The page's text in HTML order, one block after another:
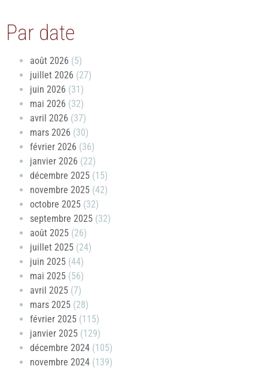
Par date
août 2026 (5)
juillet 2026 (27)
juin 2026 (31)
mai 2026 (32)
avril 2026 (37)
mars 2026 (30)
février 2026 (36)
janvier 2026 (22)
décembre 2025 (15)
novembre 2025 (42)
octobre 2025 (32)
septembre 2025 (32)
août 2025 (26)
juillet 2025 (24)
juin 2025 (44)
mai 2025 (56)
avril 2025 (7)
mars 2025 (28)
février 2025 (115)
janvier 2025 (129)
décembre 2024 (105)
novembre 2024 (139)